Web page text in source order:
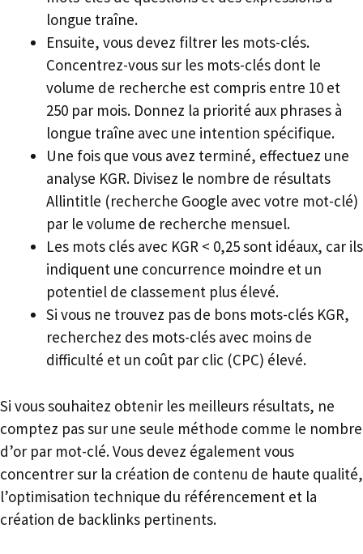
longue traîne.
Ensuite, vous devez filtrer les mots-clés.
Concentrez-vous sur les mots-clés dont le
volume de recherche est compris entre 10 et
250 par mois. Donnez la priorité aux phrases à
longue traîne avec une intention spécifique.
Une fois que vous avez terminé, effectuez une
analyse KGR. Divisez le nombre de résultats
Allintitle (recherche Google avec votre mot-clé)
par le volume de recherche mensuel.
Les mots clés avec KGR < 0,25 sont idéaux, car ils
indiquent une concurrence moindre et un
potentiel de classement plus élevé.
Si vous ne trouvez pas de bons mots-clés KGR,
recherchez des mots-clés avec moins de
difficulté et un coût par clic (CPC) élevé.
Si vous souhaitez obtenir les meilleurs résultats, ne
comptez pas sur une seule méthode comme le nombre
d’or par mot-clé. Vous devez également vous
concentrer sur la création de contenu de haute qualité,
l’optimisation technique du référencement et la
création de backlinks pertinents.